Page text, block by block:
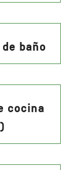
baño
cocina